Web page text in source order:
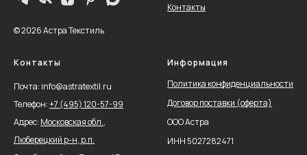
© 2026 Астра Текстиль
Контакты
Контакты
Почта: info@astratextil.ru
Телефон:+7 (495) 120-57-99
Адрес: Московская обл.,
Люберецкий р-н, р.п.
Информация
Политика конфиденциальности
Договор поставки (оферта)
ООО Астра
ИНН 5027282471